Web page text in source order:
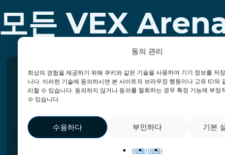
동의 관리
최상의 경험을 제공하기 위해 쿠키와 같은 기술을 사용하여 기기 정보를 저
니다. 이러한 기술에 동의하시면 본 사이트의 브라우징 행동이나 고유 ID와
리할 수 있습니다. 동의하지 않거나 동의를 철회하는 경우 특정 기능에 부정
수 있습니다.
수용하다 부인하다 기본
{제목}{제목}
모든 VEX
The B-
Block
Breakout
Alice